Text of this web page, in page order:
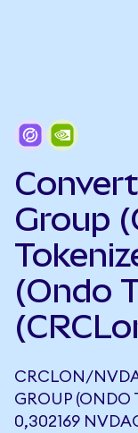
Group
(Ondo
CRCLON/
GROUP (ONDO
0,302169